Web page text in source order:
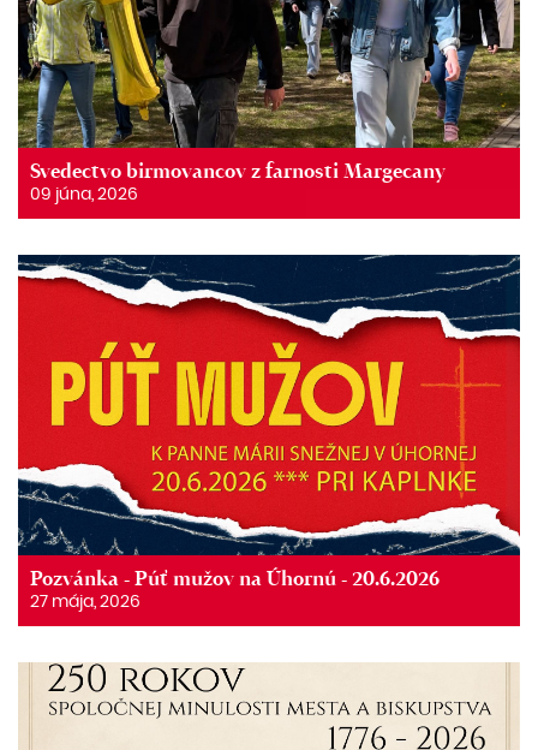
Svedectvo birmovancov z farnosti Margecany
09 júna, 2026
Pozvánka - Púť mužov na Úhornú - 20.6.2026
27 mája, 2026